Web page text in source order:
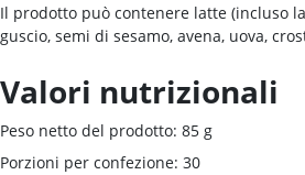
Il prodotto può contenere latte (incluso
guscio, semi di sesamo, avena, uova,
Valori nutrizionali
Peso netto del prodotto: 85 g
Porzioni per confezione: 30